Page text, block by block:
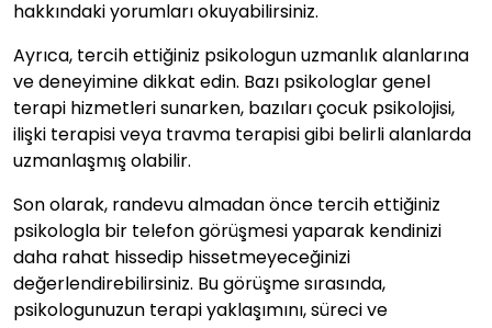
hakkındaki yorumları okuyabilirsiniz.
Ayrıca, tercih ettiğiniz psikologun uzmanlık alanlarına
ve deneyimine dikkat edin. Bazı psikologlar genel
terapi hizmetleri sunarken, bazıları çocuk psikolojisi,
ilişki terapisi veya travma terapisi gibi belirli alanlarda
uzmanlaşmış olabilir.
Son olarak, randevu almadan önce tercih ettiğiniz
psikologla bir telefon görüşmesi yaparak kendinizi
daha rahat hissedip hissetmeyeceğinizi
değerlendirebilirsiniz. Bu görüşme sırasında,
psikologunuzun terapi yaklaşımını, süreci ve